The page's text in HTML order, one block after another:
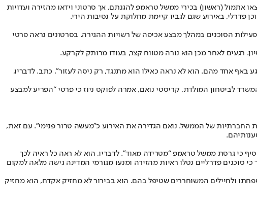
בארה”ב סביב הירי הקטלני במיניאפוליס נמשכת: יום לאחר שסוכנים פדרליים הרגו את אלכס פרטי, אזרח אמריקני בן 37, יצאו אתמול (ראשון) בכירי ממשל טראמפ להגנתם, אך סרטוני וידאו מהזירה ועדויות
הסוכנים במהלך מבצע אכיפה של רשויות ההגירה. בסרטונים נראה פרטי
רגעים לאחר מכן הוא נורה מטווח קצר, בעודו מרותק לקרקע.
אחד מהם. הוא לא נראה כאילו הוא מתנגד, רק ניסה לעזור”, כתב. לדבריו,
לביטחון המולדת, קריסטי נואם, אמרה לפוקס ניוז כי פרטי “הפריע למבצע
חצי-אוטומטי 9 מ”מ”, ואף פרסמו את תמונת הנשק ברשתות החברתיות של הממשל. נואם הגדירה את האירוע כ”מעשה טרור פנימי”. עם זאת,
כי גרסת ממשל טראמפ “מטרידה מאוד”. לדבריו, הוא לא ראה כל ראיה לכך
פדרליים נטלו ראיות מהזירה ומנעו מגורמי המדינה גישה מלאה למקום
ולחיילים המשוחררים שטיפל בהם. הוא בבירור לא מחזיק אקדח, הוא מחזיק